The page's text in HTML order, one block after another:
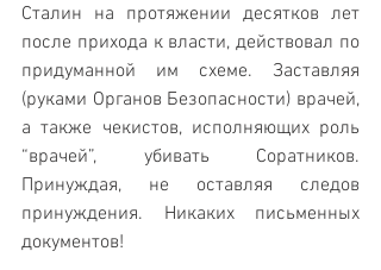
Сталин на протяжении десятков лет
после прихода к власти, действовал по
придуманной им схеме. Заставляя
(руками Органов Безопасности) врачей,
а также чекистов, исполняющих роль
“врачей”, убивать Соратников.
Принуждая, не оставляя следов
принуждения. Никаких письменных
документов!